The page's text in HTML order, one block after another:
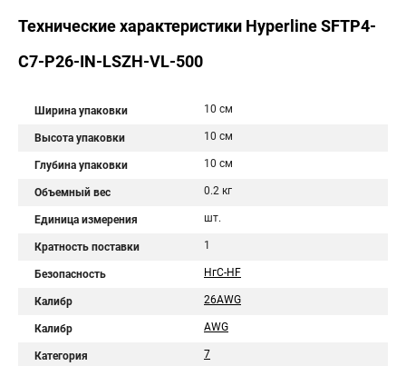
Технические характеристики Hyperline SFTP4-
C7-P26-IN-LSZH-VL-500
Ширина упаковки 10 см
Высота упаковки 10 см
Глубина упаковки 10 см
Объемный вес 0.2 кг
Единица измерения шт.
Кратность поставки 1
Безопасность НгС-HF
Калибр 26AWG
Калибр AWG
Категория 7